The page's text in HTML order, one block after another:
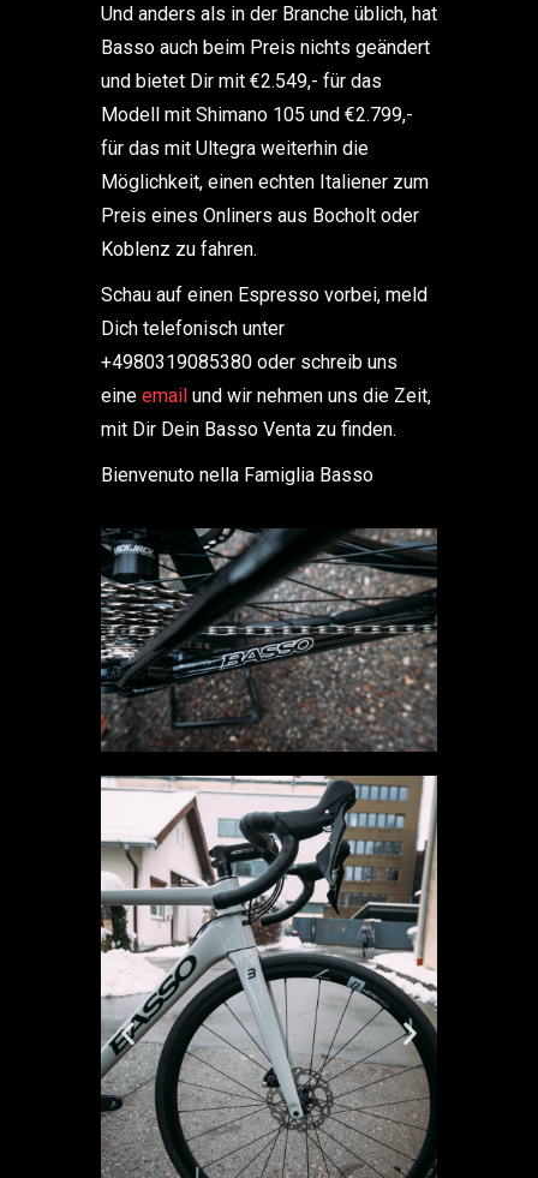
Und anders als in der Branche üblich, hat
Basso auch beim Preis nichts geändert
und bietet Dir mit €2.549,- für das
Modell mit Shimano 105 und €2.799,-
für das mit Ultegra weiterhin die
Möglichkeit, einen echten Italiener zum
Preis eines Onliners aus Bocholt oder
Koblenz zu fahren.
Schau auf einen Espresso vorbei, meld
Dich telefonisch unter
+4980319085380 oder schreib uns
eine email und wir nehmen uns die Zeit,
mit Dir Dein Basso Venta zu finden.
Bienvenuto nella Famiglia Basso